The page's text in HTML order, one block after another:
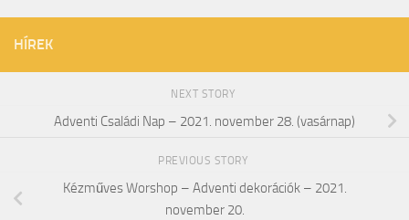
HÍREK
NEXT STORY
Adventi Családi Nap – 2021. november 28. (vasárnap)
PREVIOUS STORY
Kézműves Worshop – Adventi dekorációk – 2021.
november 20.